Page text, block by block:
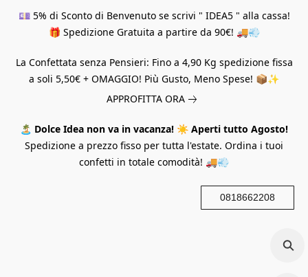
💷 5% di Sconto di Benvenuto se scrivi " IDEA5 " alla cassa!
🎁 Spedizione Gratuita a partire da 90€! 🚚💨
La Confettata senza Pensieri: Fino a 4,90 Kg spedizione fissa
a soli 5,50€ + OMAGGIO! Più Gusto, Meno Spese! 📦✨
APPROFITTA ORA
🏝️ Dolce Idea non va in vacanza! ☀️ Aperti tutto Agosto!
Spedizione a prezzo fisso per tutta l'estate. Ordina i tuoi
confetti in totale comodità! 🚚💨
0818662208